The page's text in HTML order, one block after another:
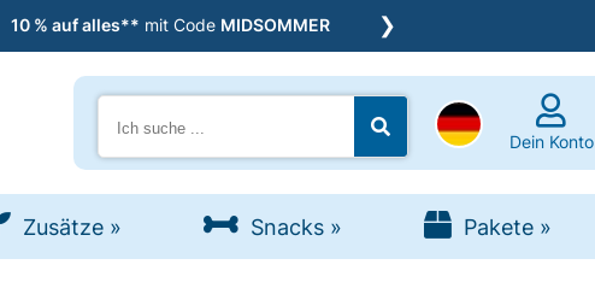
10 % auf alles** mit Code MIDSOMMER ❯
Jetzt suchen
Dein Konto
Zusätze » Snacks » Pakete »